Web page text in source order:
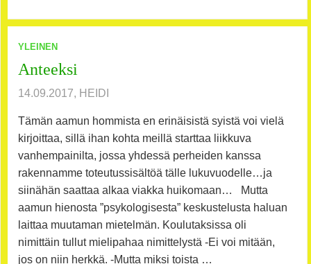
YLEINEN
Anteeksi
14.09.2017, HEIDI
Tämän aamun hommista en erinäisistä syistä voi vielä
kirjoittaa, sillä ihan kohta meillä starttaa liikkuva
vanhempainilta, jossa yhdessä perheiden kanssa
rakennamme toteutussisältöä tälle lukuvuodelle…ja
siinähän saattaa alkaa viakka huikomaan… Mutta
aamun hienosta ”psykologisesta” keskustelusta haluan
laittaa muutaman mietelmän. Koulutaksissa oli
nimittäin tullut mielipahaa nimittelystä -Ei voi mitään,
jos on niin herkkä. -Mutta miksi toista …